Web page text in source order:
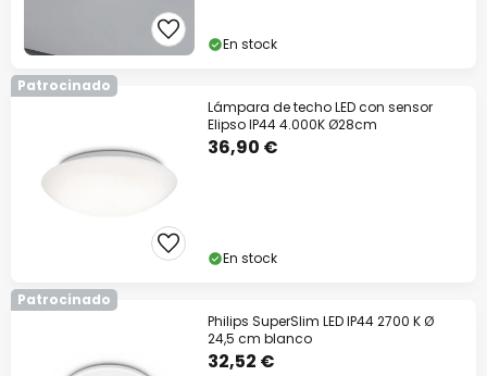
En stock
Patrocinado
Lámpara de techo LED con sensor
Elipso IP44 4.000K Ø28cm
36,90 €
En stock
Patrocinado
Philips SuperSlim LED IP44 2700 K Ø
24,5 cm blanco
32,52 €